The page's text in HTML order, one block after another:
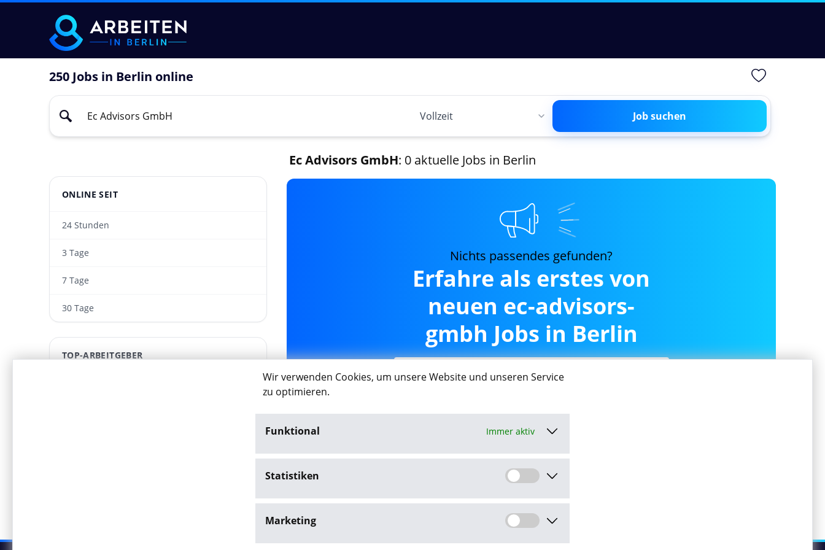
Wir verwenden Cookies, um unsere Website und unseren Service
zu optimieren.
Funktional Immer aktiv
Statistiken
Marketing
250 Jobs in Berlin online
Job suchen
Ec Advisors GmbH: 0 aktuelle Jobs in Berlin
ONLINE SEIT
24 Stunden
3 Tage
7 Tage
30 Tage
TOP-ARBEITGEBER
Nichts passendes gefunden?
Erfahre als erstes von
neuen ec-advisors-
gmbh Jobs in Berlin
Job-Agent aktivieren
Mit dem Klick auf "Job-Agent aktivieren" stimme ich den